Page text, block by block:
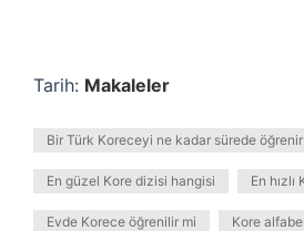
Tarih: Makaleler
Bir Türk Koreceyi ne kadar sürede öğrenir
En güzel Kore dizisi hangisi En
Evde Korece öğrenilir mi Kore